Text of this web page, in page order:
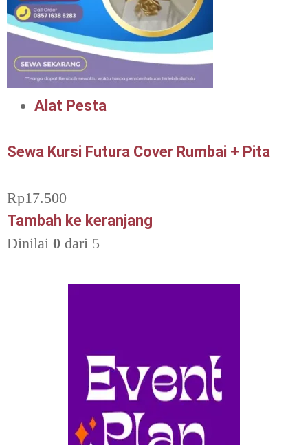
Alat Pesta
Sewa Kursi Futura Cover Rumbai + Pita
Rp17.500
Tambah ke keranjang
Dinilai 0 dari 5